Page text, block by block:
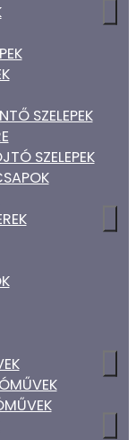
SZELEPEK
SZELEPEK